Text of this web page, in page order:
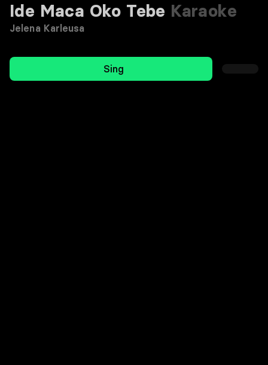
Ide Maca Oko Tebe Karaoke
Jelena Karleusa
Sing